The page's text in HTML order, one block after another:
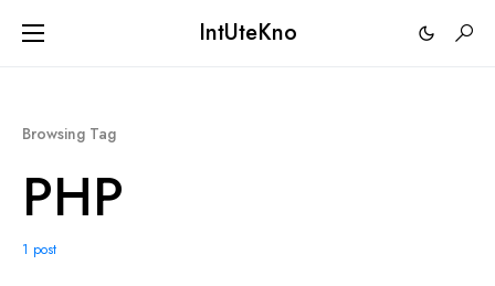
IntUteKno
Browsing Tag
PHP
1 post